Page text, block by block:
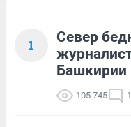
1
Север
Башкирии
105 745